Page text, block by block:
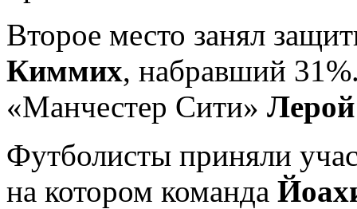
Второе место занял
Киммих, набравший
«Манчестер Сити»
Футболисты приняли
на котором команда